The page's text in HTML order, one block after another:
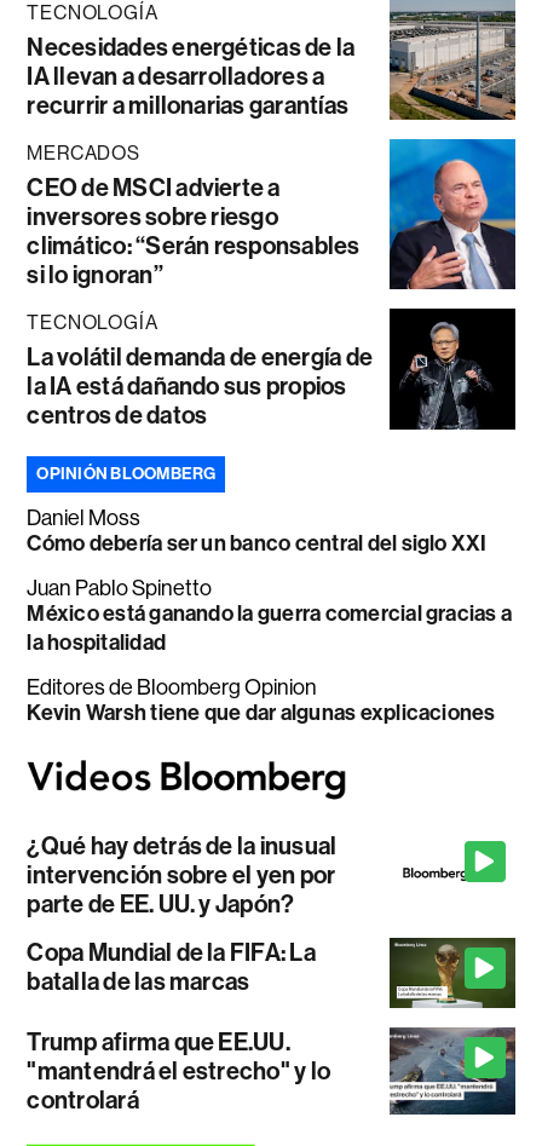
TECNOLOGÍA
Necesidades energéticas de la
IA llevan a desarrolladores a
recurrir a millonarias garantías
MERCADOS
CEO de MSCI advierte a
inversores sobre riesgo
climático: “Serán responsables
si lo ignoran”
TECNOLOGÍA
La volátil demanda de energía de
la IA está dañando sus propios
centros de datos
OPINIÓN BLOOMBERG
Daniel Moss
Cómo debería ser un banco central del siglo XXI
Juan Pablo Spinetto
México está ganando la guerra comercial gracias a
la hospitalidad
Editores de Bloomberg Opinion
Kevin Warsh tiene que dar algunas explicaciones
¿Qué hay detrás de la inusual
intervención sobre el yen por
parte de EE. UU. y Japón?
Copa Mundial de la FIFA: La
batalla de las marcas
Trump afirma que EE.UU.
"mantendrá el estrecho" y lo
controlará